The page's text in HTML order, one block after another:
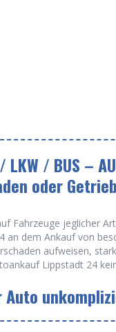
/ BUS –
oder
Fahrzeuge jeglicher
an dem Ankauf von
aufweisen,
Lippstadt 24